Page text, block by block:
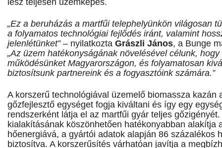
lesz teljesen üzemképes.
„Ez a beruházás a martfűi telephelyünkön világosan
a folyamatos technológiai fejlődés iránt, valamint
jelenlétünket”– nyilatkozta Grászli János, a Bunge
„Az üzem hatékonyságának növelésével célunk,
működésünket Magyarországon, és folyamatosan
biztosítsunk partnereink és a fogyasztóink számára.”
A korszerű technológiával üzemelő biomassza kazán
gőzfejlesztő egységet fogja kiváltani és így egy
rendszerként látja el az martfűi gyár teljes
kialakításának köszönhetően hatékonyabban alakítja
hőenergiává, a gyártói adatok alapján 86 százalékos
biztosítva. A korszerűsítés várhatóan javítja a